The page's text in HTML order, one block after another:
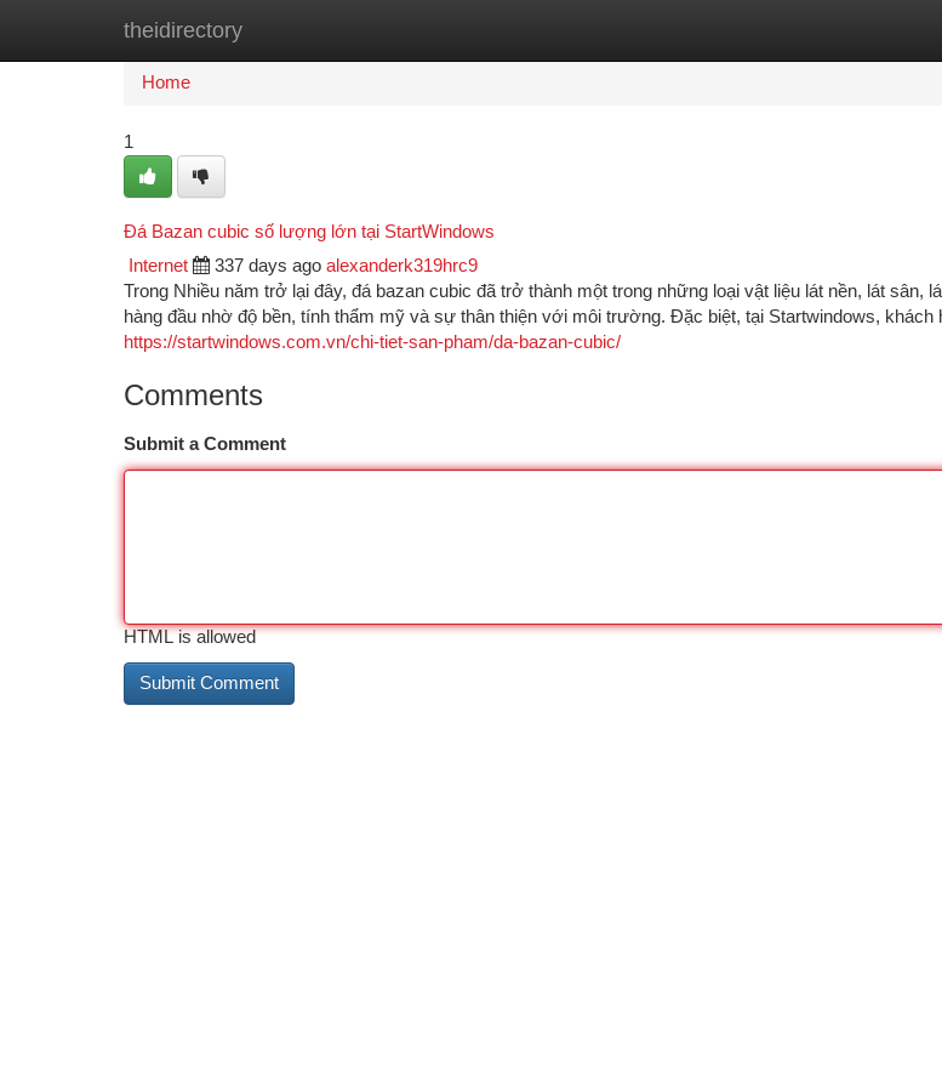
theidirectory
Home
Home
1
Đá Bazan cubic số lượng lớn tại StartWindows
Internet 337 days ago alexanderk319hrc9
Trong Nhiều năm trở lại đây, đá bazan cubic đã trở thành một trong những loại vật liệu lát nền, lát sân,
hàng đầu nhờ độ bền, tính thẩm mỹ và sự thân thiện với môi trường. Đặc biệt, tại Startwindows, khách
https://startwindows.com.vn/chi-tiet-san-pham/da-bazan-cubic/
Comments
Submit a Comment
HTML is allowed